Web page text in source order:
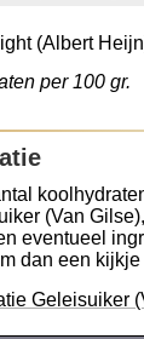
(Albert
per 100 gr.
(Van
eventueel
dan een
Geleisuiker